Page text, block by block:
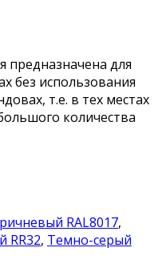
предназначена для
без использования
т.е. в тех местах
количества
RAL8017,
RR32, Темно-серый